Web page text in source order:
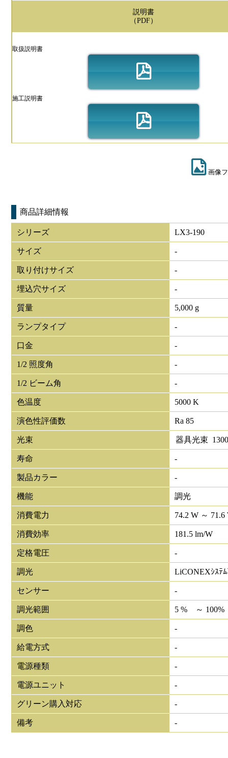
説明書
（PDF）
取扱説明書
施工説明書
画像
商品詳細情報
シリーズ LX3-190
サイズ -
取り付けサイズ -
埋込穴サイズ -
質量 5,000 g
ランプタイプ -
口金 -
1/2 照度角 -
1/2 ビーム角 -
色温度 5000 K
演色性評価数 Ra 85
光束 器具光束
寿命 -
製品カラー -
機能 調光
消費電力 74.2 W ～ 71.6
消費効率 181.5 lm/W
定格電圧 -
調光 LiCONEXｼｽﾃ
センサー -
調光範囲 5 % ～ 100%
調色 -
給電方式 -
電源種類 -
電源ユニット -
グリーン購入対応 -
備考 -